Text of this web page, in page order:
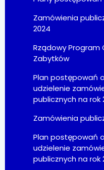
Zamówienia
2024
Rządowy Program
Zabytków
Plan postępowań o
udzielenie
publicznych na rok
Zamówienia
Plan postępowań o
udzielenie
publicznych na rok